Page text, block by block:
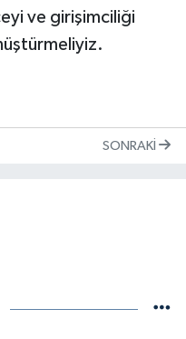
ve girişimciliği
SONRAKI